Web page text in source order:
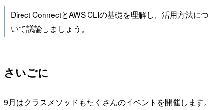
Direct ConnectとAWS CLIの基礎を理解し、活用方法につ
いて議論しましょう。
さいごに
9月はクラスメソッドもたくさんのイベントを開催します。